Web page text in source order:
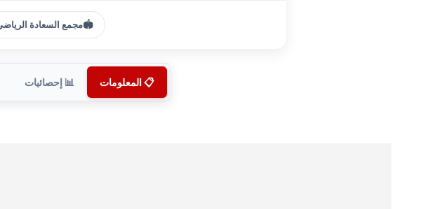
🏟️مجمع السعادة
📋 المعلومات 📊 إحصائيات